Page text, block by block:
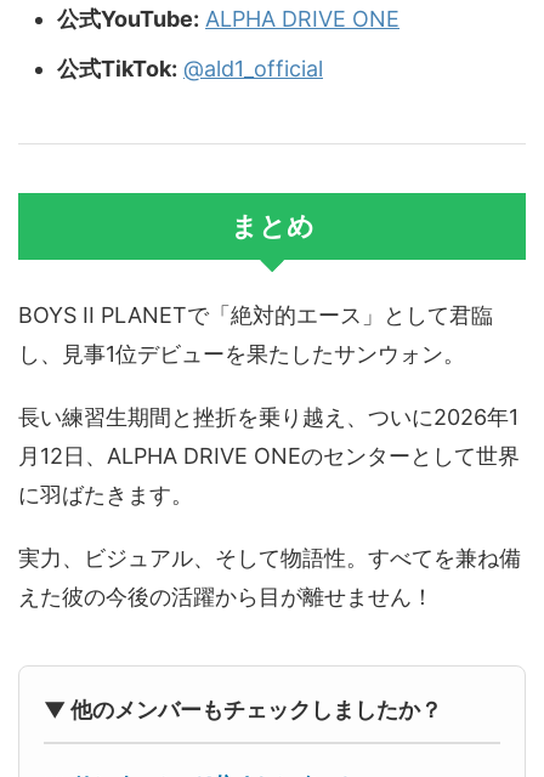
公式YouTube: ALPHA DRIVE ONE
公式TikTok: @ald1_official
まとめ
BOYS II PLANETで「絶対的エース」として君臨
し、見事1位デビューを果たしたサンウォン。
長い練習生期間と挫折を乗り越え、ついに2026年1
月12日、ALPHA DRIVE ONEのセンターとして世界
に羽ばたきます。
実力、ビジュアル、そして物語性。すべてを兼ね備
えた彼の今後の活躍から目が離せません！
▼ 他のメンバーもチェックしましたか？